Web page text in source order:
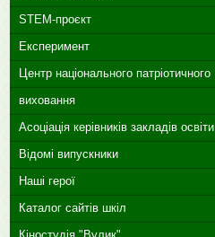
STEM-проєкт
Експеримент
Центр національного патріотичного
виховання
Асоціація керівників закладів освіти
Відомі випускники
Наші герої
Каталог сайтів шкіл